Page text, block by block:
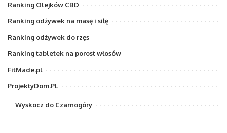
Ranking Olejków CBD
Ranking odżywek na masę i siłę
Ranking odżywek do rzęs
Ranking tabletek na porost włosów
FitMade.pl
ProjektyDom.PL
Wyskocz do Czarnogóry